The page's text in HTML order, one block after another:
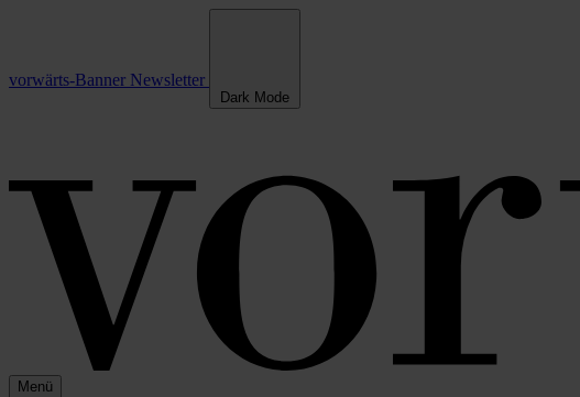
vorwärts-Banner Newsletter
Dark Mode
Menü